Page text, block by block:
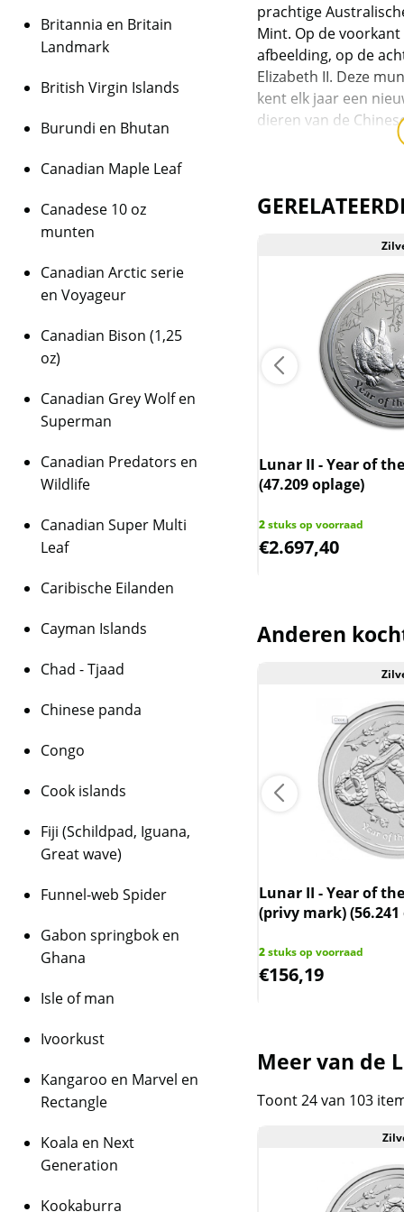
prachtige
Mint. Op de
afbeelding, op de
Elizabeth II. Deze
kent elk jaar een
dieren van de
2012: Draak (oplage
2013: Slang (oplage
2014: Paard (oplage
2015: Geit (oplage
2017: Haan (oplage
2018: Hond (oplage
2019: Varken (oplage
Daarnaast geeft de
munt uit, namelijk
Kookaburra (ook op
Elke munt wordt
Doordat de munten
geleverd, zijn de
munt/capsule kan
houdt in dat wij btw
niet op de factuur
III - Year of the Ox 1 kg 2021
op voorraad
Lunar II - Year of
(47.209 oplage)
2stuks op voorraad
€2.697,40
Anderen
Goud
goudbaar Valcambi
op voorraad
Lunar II - Year of
(privy mark) (56.241
2stuks op voorraad
€156,19
Meer van de
Toont 24 van 103
Britannia en Britain
Landmark
British Virgin Islands
Burundi en Bhutan
Canadian Maple Leaf
Canadese 10 oz
munten
Canadian Arctic serie
en Voyageur
Canadian Bison (1,25
oz)
Canadian Grey Wolf en
Superman
Canadian Predators en
Wildlife
Canadian Super Multi
Leaf
Caribische Eilanden
Cayman Islands
Chad - Tjaad
Chinese panda
Congo
Cook islands
Fiji (Schildpad, Iguana,
Great wave)
Funnel-web Spider
Gabon springbok en
Ghana
Isle of man
Ivoorkust
Kangaroo en Marvel en
Rectangle
Koala en Next
Generation
Kookaburra